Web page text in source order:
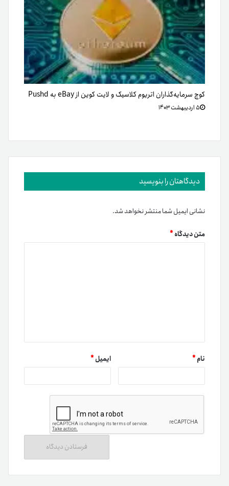
کوچ سرمایه‌گذاران اتریوم کلاسیک و لایت کوین از eBay به Pushd
۵ اردیبهشت ۱۴۰۳
دیدگاهتان را بنویسید
نشانی ایمیل شما منتشر نخواهد شد.
متن دیدگاه*
نام* ایمیل*